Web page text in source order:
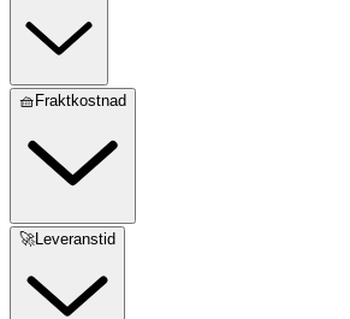
🧺Fraktkostnad
🚀Leveranstid